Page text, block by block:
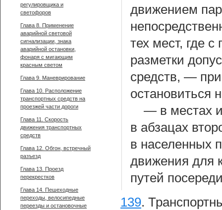
движением
тех мест, где
разметки
средств, —
остановиться
— в местах
в абзацах
в населенных
движения для
путей
139.
регулировщика и
светофоров
Глава 8. Применение
аварийной световой
сигнализации, знака
аварийной остановки,
фонаря с мигающим
красным светом
Глава 9. Маневрирование
Глава 10. Расположение
транспортных средств на
проезжей части дороги
Глава 11. Скорость
движения транспортных
средств
Глава 12. Обгон, встречный
разъезд
Глава 13. Проезд
перекрестков
Глава 14. Пешеходные
переходы, велосипедные
переезды и остановочные